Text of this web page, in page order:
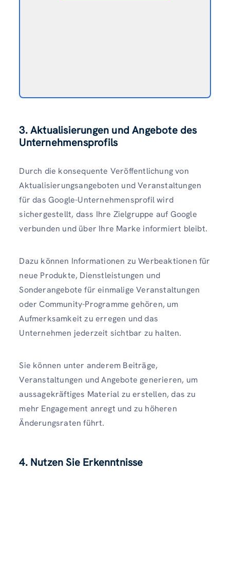
3. Aktualisierungen und Angebote des
Unternehmensprofils
Durch die konsequente Veröffentlichung von
Aktualisierungsangeboten und Veranstaltungen
für das Google-Unternehmensprofil wird
sichergestellt, dass Ihre Zielgruppe auf Google
verbunden und über Ihre Marke informiert bleibt.
Dazu können Informationen zu Werbeaktionen für
neue Produkte, Dienstleistungen und
Sonderangebote für einmalige Veranstaltungen
oder Community-Programme gehören, um
Aufmerksamkeit zu erregen und das
Unternehmen jederzeit sichtbar zu halten.
Sie können unter anderem Beiträge,
Veranstaltungen und Angebote generieren, um
aussagekräftiges Material zu erstellen, das zu
mehr Engagement anregt und zu höheren
Änderungsraten führt.
4. Nutzen Sie Erkenntnisse